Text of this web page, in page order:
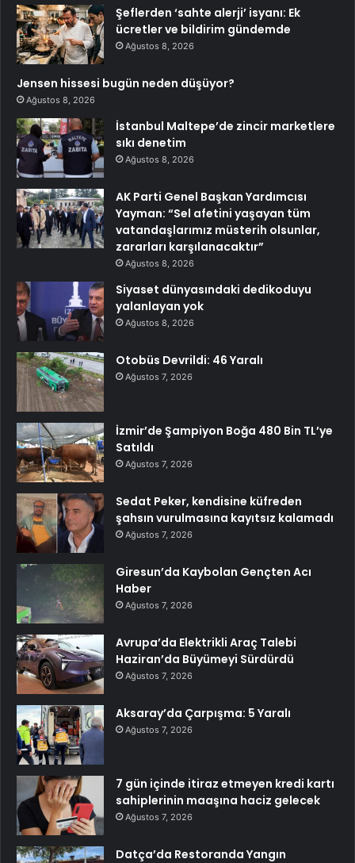
Şeflerden ‘sahte alerji’ isyanı: Ek
ücretler ve bildirim gündemde
Ağustos 8, 2026
Jensen hissesi bugün neden düşüyor?
Ağustos 8, 2026
İstanbul Maltepe’de zincir marketlere
sıkı denetim
Ağustos 8, 2026
AK Parti Genel Başkan Yardımcısı
Yayman: “Sel afetini yaşayan tüm
vatandaşlarımız müsterih olsunlar,
zararları karşılanacaktır”
Ağustos 8, 2026
Siyaset dünyasındaki dedikoduyu
yalanlayan yok
Ağustos 8, 2026
Otobüs Devrildi: 46 Yaralı
Ağustos 7, 2026
İzmir’de Şampiyon Boğa 480 Bin TL’ye
Satıldı
Ağustos 7, 2026
Sedat Peker, kendisine küfreden
şahsın vurulmasına kayıtsız kalamadı
Ağustos 7, 2026
Giresun’da Kaybolan Gençten Acı
Haber
Ağustos 7, 2026
Avrupa’da Elektrikli Araç Talebi
Haziran’da Büyümeyi Sürdürdü
Ağustos 7, 2026
Aksaray’da Çarpışma: 5 Yaralı
Ağustos 7, 2026
7 gün içinde itiraz etmeyen kredi kartı
sahiplerinin maaşına haciz gelecek
Ağustos 7, 2026
Datça’da Restoranda Yangın